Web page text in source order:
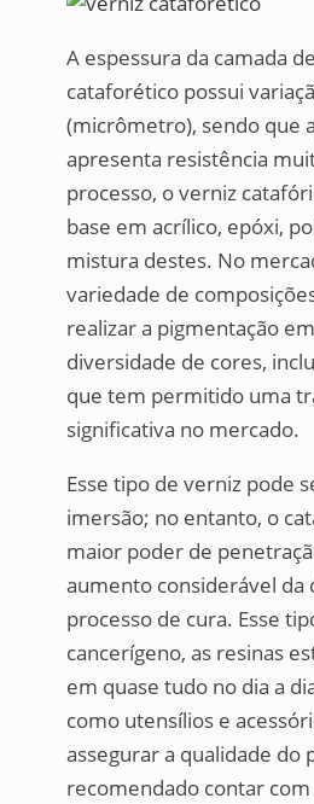
A espessura da camada
cataforético possui
(micrômetro), sendo que
apresenta resistência
processo, o verniz
base em acrílico, epóxi,
mistura destes. No
variedade de
realizar a pigmentação
diversidade de cores,
que tem permitido uma
significativa no mercado.
Esse tipo de verniz pode
imersão; no entanto, o
maior poder de
aumento considerável da
processo de cura. Esse
cancerígeno, as resinas
em quase tudo no dia a
como utensílios e
assegurar a qualidade do
recomendado contar